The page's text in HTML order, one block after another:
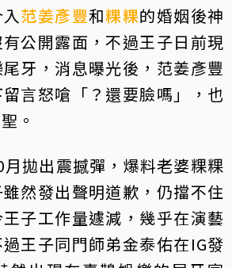
范姜彥豐和粿粿的婚姻後神
公開露面，不過王子日前現
牙，消息曝光後，范姜彥豐
言怒嗆「？還要臉嗎」，也
。
拋出震撼彈，爆料老婆粿粿
然發出聲明道歉，仍擋不住
子工作量遽減，幾乎在演藝
王子同門師弟金泰佑在IG發